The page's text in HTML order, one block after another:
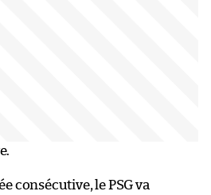
consécutive, le PSG va